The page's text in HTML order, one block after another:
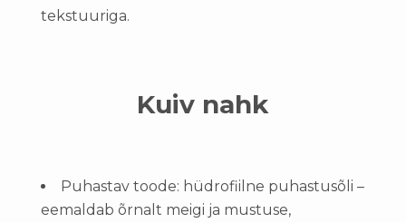
tekstuuriga.
Kuiv nahk
Puhastav toode: hüdrofiilne puhastusõli –
eemaldab õrnalt meigi ja mustuse,